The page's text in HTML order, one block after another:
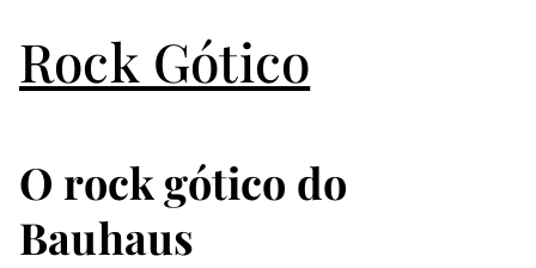
Rock Gótico
O rock gótico do
Bauhaus